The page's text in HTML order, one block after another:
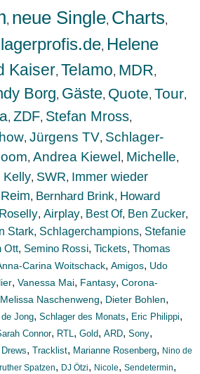
, neue Single, Charts,
, Helene
Kaiser, Telamo, MDR,
Borg, Gäste, Quote, Tour,
, ZDF, Stefan Mross,
, Jürgens TV, Schlager-
, Andrea Kiewel , Michelle,
Kelly, SWR, Immer wieder
, Bernhard Brink, Howard
, Airplay, Best Of, Ben Zucker,
Stark, Schlagerchampions, Stefanie
Ott, Semino Rossi, Tickets, Thomas
Carina Woitschack, Amigos, Udo
, Vanessa Mai, Fantasy, Corona-
Melissa Naschenweng, Dieter Bohlen,
Jong, Schlager des Monats, Eric Philippi,
Connor, RTL, Gold, ARD, Sony,
, Tracklist, Marianne Rosenberg, Nino de
Spatzen, DJ Ötzi, Nicole, Sendetermin,